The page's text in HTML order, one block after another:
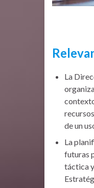
La
de un
La
futuras
táctica